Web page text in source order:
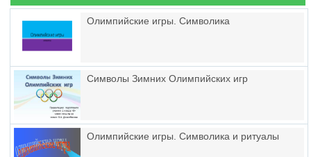
Олимпийские игры. Символика
Символы Зимних Олимпийских игр
Олимпийские игры. Символика и ритуалы